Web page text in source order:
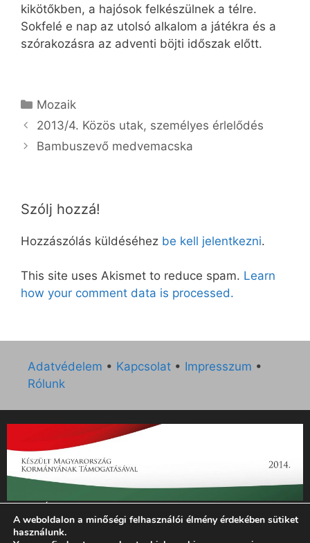
kikötőkben, a hajósok felkészülnek a télre.
Sokfelé e nap az utolsó alkalom a játékra és a
szórakozásra az adventi böjti időszak előtt.
Kategória
Mozaik
2013/4. Közös utak, személyes érlelődés
Bambuszevő medvemacska
Szólj hozzá!
Hozzászólás küldéséhez be kell jelentkezni.
This site uses Akismet to reduce spam. Learn
how your comment data is processed.
Adatvédelem • Kapcsolat • Impresszum •
Rólunk
„Az Új Ember katolikus hetilap 2014. évi működésének
támogatását az EGYH-KCP-14-P-0121 sz. támogatási
szerződés keretében 3 000 000 Ft összegben támogatta az
A weboldalon a minőségi felhasználói élmény érdekében sütiket
használunk.